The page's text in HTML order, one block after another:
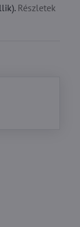
Részletek